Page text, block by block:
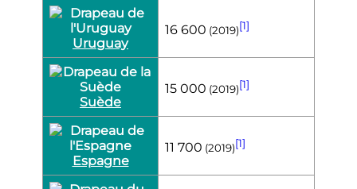
Uruguay
16 600 (2019)[1]
Suède
15 000 (2019)[1]
Espagne
11 700 (2019)[1]